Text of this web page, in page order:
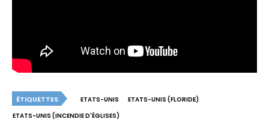
ÉTIQUETTES ETATS-UNIS
ETATS-UNIS (FLORIDE)
ETATS-UNIS (INCENDIE D'ÉGLISES)